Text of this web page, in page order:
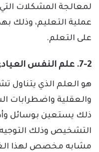
لمعالجة المشكلات التي
عملية التعليم، وذلك
على التعلم.
7-2. علم النفس العيادي Clinical psychology
هو العلم الذي يتناول
والعقلية واضطرابات
ذلك يستعين بوسائل
التشخيص وذلك التوجيه
مشابه مخصص لهذا